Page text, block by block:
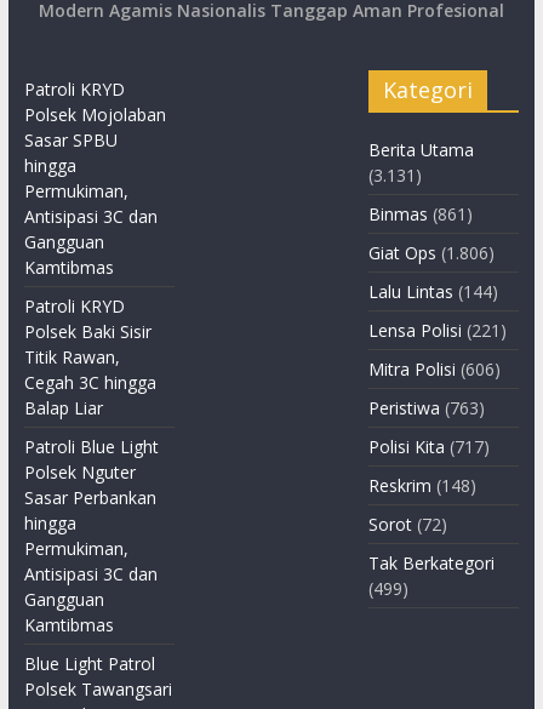
Modern Agamis Nasionalis Tanggap Aman Profesional
Patroli KRYD
Polsek Mojolaban
Sasar SPBU
hingga
Permukiman,
Antisipasi 3C dan
Gangguan
Kamtibmas
Patroli KRYD
Polsek Baki Sisir
Titik Rawan,
Cegah 3C hingga
Balap Liar
Patroli Blue Light
Polsek Nguter
Sasar Perbankan
hingga
Permukiman,
Antisipasi 3C dan
Gangguan
Kamtibmas
Blue Light Patrol
Polsek Tawangsari
Kategori
Berita Utama
(3.131)
Binmas (861)
Giat Ops (1.806)
Lalu Lintas (144)
Lensa Polisi (221)
Mitra Polisi (606)
Peristiwa (763)
Polisi Kita (717)
Reskrim (148)
Sorot (72)
Tak Berkategori
(499)